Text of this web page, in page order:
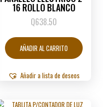
16 ROLLO BLANCO
Q638.50
AÑADIR AL CARRITO
Añadir a lista de deseos